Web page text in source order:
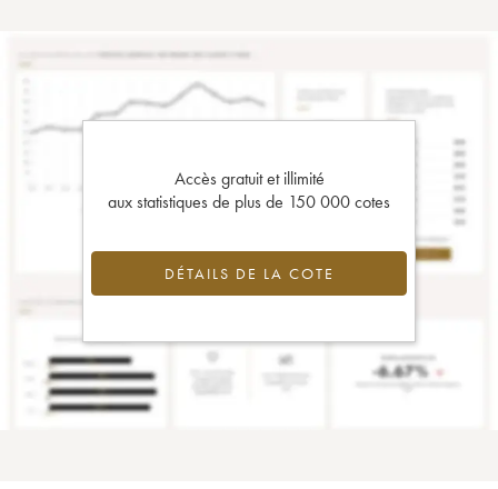
Accès gratuit et illimité
aux statistiques de plus de 150 000 cotes
DÉTAILS DE LA COTE